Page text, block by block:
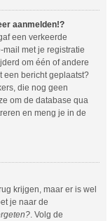
aanmelden!?
een verkeerde
met je registratie
om één of andere
een bericht geplaatst?
die nog geen
om de database qua
en meng je in de
krijgen, maar er is wel
je naar de
. Volg de